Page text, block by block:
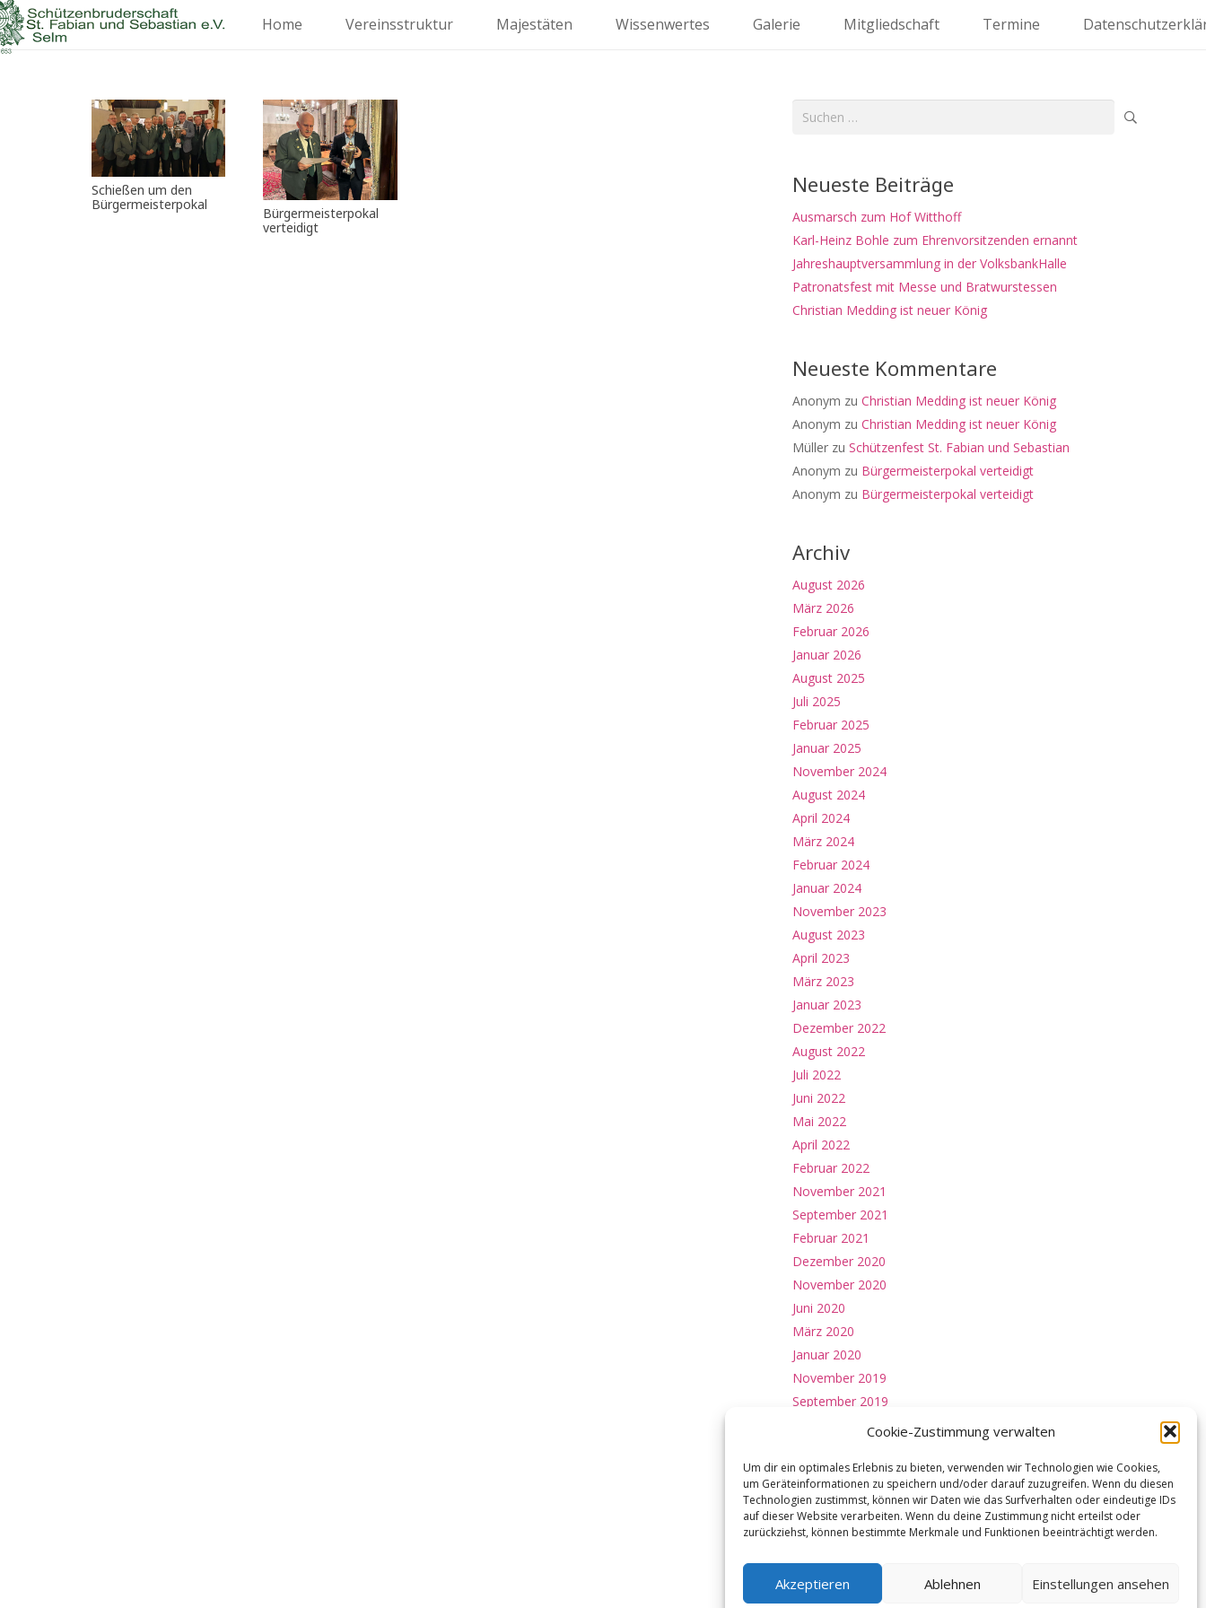
Cookie-Zustimmung verwalten
Um dir ein optimales Erlebnis zu bieten, verwenden wir Technologien wie Cookies,
um Geräteinformationen zu speichern und/oder darauf zuzugreifen. Wenn du diesen
Technologien zustimmst, können wir Daten wie das Surfverhalten oder eindeutige IDs
auf dieser Website verarbeiten. Wenn du deine Zustimmung nicht erteilst oder
zurückziehst, können bestimmte Merkmale und Funktionen beeinträchtigt werden.
Akzeptieren Ablehnen Einstellungen ansehen
Home Vereinsstruktur Majestäten Wissenwertes Galerie Mitgliedschaft Termine
Schießen um den
Bürgermeisterpokal
Bürgermeisterpokal
verteidigt
Suchen
Neueste Beiträge
Ausmarsch zum Hof Witthoff
Karl-Heinz Bohle zum Ehrenvorsitzenden ernannt
Jahreshauptversammlung in der VolksbankHalle
Patronatsfest mit Messe und Bratwurstessen
Christian Medding ist neuer König
Neueste Kommentare
Anonym zu Christian Medding ist neuer König
Anonym zu Christian Medding ist neuer König
Müllerzu Schützenfest St. Fabian und Sebastian
Anonym zu Bürgermeisterpokal verteidigt
Anonym zu Bürgermeisterpokal verteidigt
Archiv
August 2026
März 2026
Februar 2026
Januar 2026
August 2025
Juli 2025
Februar 2025
Januar 2025
November 2024
August 2024
April 2024
März 2024
Februar 2024
Januar 2024
November 2023
August 2023
April 2023
März 2023
Januar 2023
Dezember 2022
August 2022
Juli 2022
Juni 2022
Mai 2022
April 2022
Februar 2022
November 2021
September 2021
Februar 2021
Dezember 2020
November 2020
Juni 2020
März 2020
Januar 2020
November 2019
September 2019
Bevorstehende Veranstaltungen
AUG.
15
Sa.
14:00Ausmarsch@ Hof Witthoff
NOV.
15
11:30